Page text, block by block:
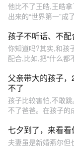
他比不了王皓,王皓
出来的“世界第一”成
孩子不听话、不
你知道吗?其实,和孩
配合,比如,把“什么
父亲带大的孩子
不了
孩子比较害怕,不敢
不了爸爸。在孩子的
七夕到了，来看
夫妻虽是新婚燕尔但